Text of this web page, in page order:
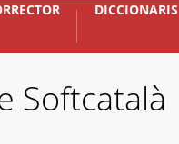
DICCIONARIS
Softcatalà